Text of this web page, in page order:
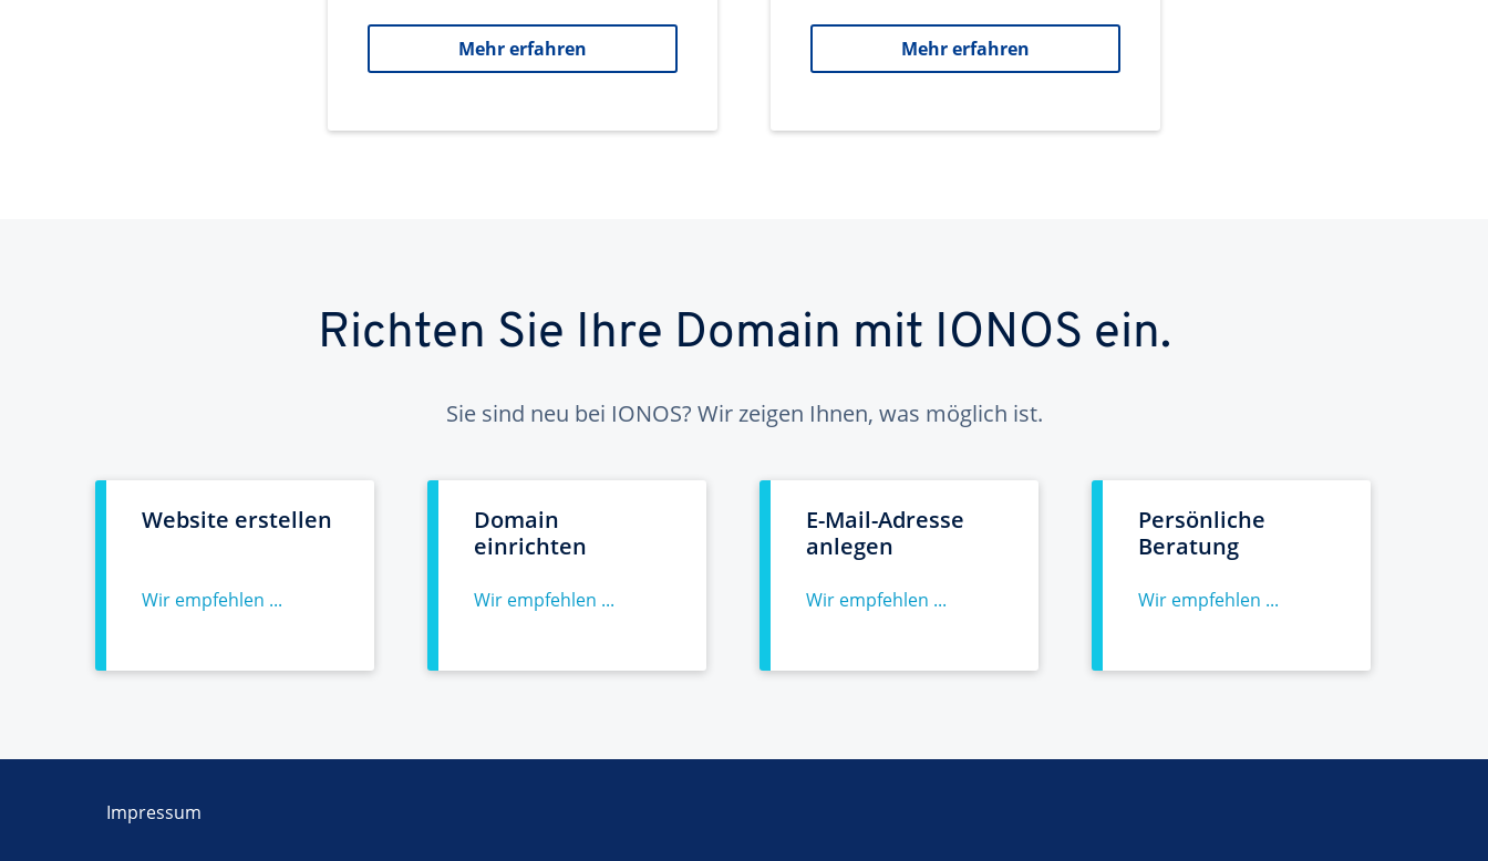
Mehr erfahren Mehr erfahren
Richten Sie Ihre Domain mit IONOS ein.
Sie sind neu bei IONOS? Wir zeigen Ihnen, was möglich ist.
Website erstellen
Wir empfehlen ...
Domain
einrichten
Wir empfehlen ...
E-Mail-Adresse
anlegen
Wir empfehlen ...
Persönliche
Beratung
Wir empfehlen ...
Impressum